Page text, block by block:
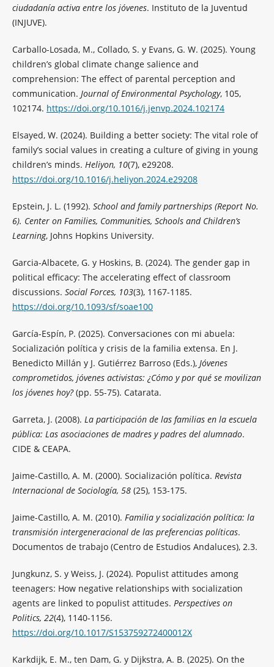
ciudadanía activa entre los jóvenes. Instituto de la Juventud
(INJUVE).
Carballo-Losada, M., Collado, S. y Evans, G. W. (2025). Young
children’s global climate change salience and
comprehension: The effect of parental perception and
communication. Journal of Environmental Psychology, 105,
102174. https://doi.org/10.1016/j.jenvp.2024.102174
Elsayed, W. (2024). Building a better society: The vital role of
family’s social values in creating a culture of giving in young
children’s minds. Heliyon, 10(7), e29208.
https://doi.org/10.1016/j.heliyon.2024.e29208
Epstein, J. L. (1992). School and family partnerships (Report No.
6). Center on Families, Communities, Schools and Children’s
Learning, Johns Hopkins University.
Garcia-Albacete, G. y Hoskins, B. (2024). The gender gap in
political efficacy: The accelerating effect of classroom
discussions. Social Forces, 103(3), 1167-1185.
https://doi.org/10.1093/sf/soae100
García-Espín, P. (2025). Conversaciones con mi abuela:
Socialización política y crisis de la familia extensa. En J.
Benedicto Millán y J. Gutiérrez Barroso (Eds.), Jóvenes
comprometidos, jóvenes activistas: ¿Cómo y por qué se movilizan
los jóvenes hoy?(pp. 55-75). Catarata.
Garreta, J. (2008). La participación de las familias en la escuela
pública: Las asociaciones de madres y padres del alumnado.
CIDE & CEAPA.
Jaime-Castillo, A. M. (2000). Socialización política. Revista
Internacional de Sociología, 58(25), 153-175.
Jaime-Castillo, A. M. (2010). Familia y socialización política: la
transmisión intergeneracional de las preferencias políticas.
Documentos de trabajo (Centro de Estudios Andaluces), 2.3.
Jungkunz, S. y Weiss, J. (2024). Populist attitudes among
teenagers: How negative relationships with socialization
agents are linked to populist attitudes. Perspectives on
Politics, 22(4), 1140-1156.
https://doi.org/10.1017/S153759272400012X
Karkdijk, E. M., ten Dam, G. y Dijkstra, A. B. (2025). On the